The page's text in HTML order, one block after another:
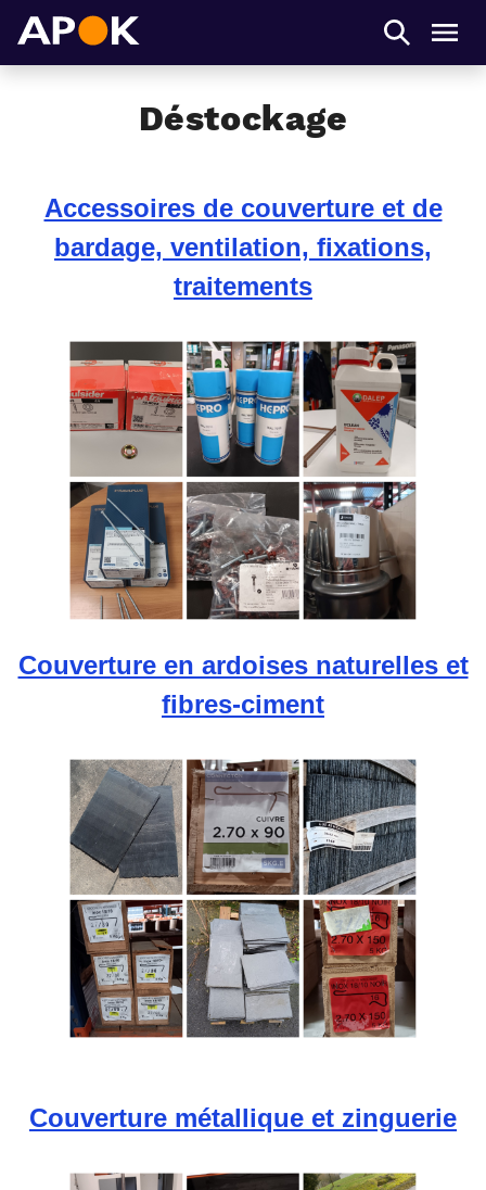
Déstockage
Accessoires de couverture et de
bardage, ventilation, fixations,
traitements
Couverture en ardoises naturelles et
fibres-ciment
Couverture métallique et zinguerie